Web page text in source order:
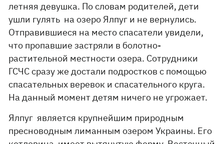
летняя девушка. По словам родителей, дети
ушли гулять на озеро Ялпуг и не вернулись.
Отправившиеся на место спасатели увидели,
что пропавшие застряли в болотно-
растительной местности озера. Сотрудники
ГСЧС сразу же достали подростков с помощью
спасательных веревок и спасательного круга.
На данный момент детям ничего не угрожает.
Ялпуг является крупнейшим природным
пресноводным лиманным озером Украины. Его